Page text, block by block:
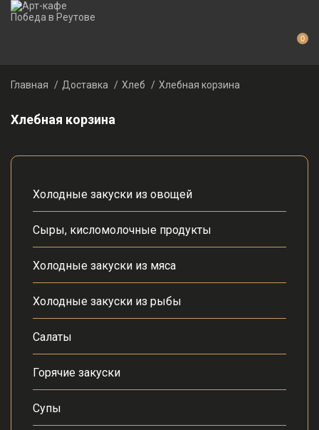
0
Главная Доставка Хлеб Хлебная корзина
Хлебная корзина
Холодные закуски из овощей
Сыры, кисломолочные продукты
Холодные закуски из мяса
Холодные закуски из рыбы
Салаты
Горячие закуски
Супы